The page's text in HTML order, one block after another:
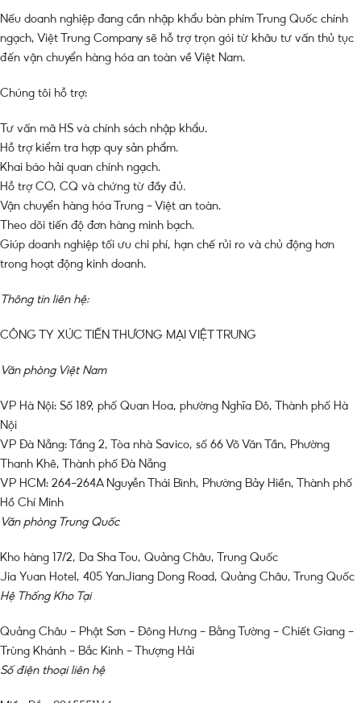
Nếu doanh nghiệp đang cần nhập khẩu bàn phím Trung Quốc chính
ngạch, Việt Trung Company sẽ hỗ trợ trọn gói từ khâu tư vấn thủ tục
đến vận chuyển hàng hóa an toàn về Việt Nam.
Chúng tôi hỗ trợ:
Tư vấn mã HS và chính sách nhập khẩu.
Hỗ trợ kiểm tra hợp quy sản phẩm.
Khai báo hải quan chính ngạch.
Hỗ trợ CO, CQ và chứng từ đầy đủ.
Vận chuyển hàng hóa Trung – Việt an toàn.
Theo dõi tiến độ đơn hàng minh bạch.
Giúp doanh nghiệp tối ưu chi phí, hạn chế rủi ro và chủ động hơn
trong hoạt động kinh doanh.
Thông tin liên hệ:
CÔNG TY XÚC TIẾN THƯƠNG MẠI VIỆT TRUNG
Văn phòng Việt Nam
VP Hà Nội: Số 189, phố Quan Hoa, phường Nghĩa Đô, Thành phố Hà
Nội
VP Đà Nẵng: Tầng 2, Tòa nhà Savico, số 66 Võ Văn Tần, Phường
Thanh Khê, Thành phố Đà Nẵng
VP HCM: 264-264A Nguyễn Thái Bình, Phường Bảy Hiền, Thành phố
Hồ Chí Minh
Văn phòng Trung Quốc
Kho hàng 17/2, Da Sha Tou, Quảng Châu, Trung Quốc
Jia Yuan Hotel, 405 YanJiang Dong Road, Quảng Châu, Trung Quốc
Hệ Thống Kho Tại
Quảng Châu – Phật Sơn – Đông Hưng – Bằng Tường – Chiết Giang –
Trùng Khánh – Bắc Kinh – Thượng Hải
Số điện thoại liên hệ